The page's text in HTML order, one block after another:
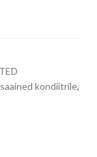
kondiitrile,